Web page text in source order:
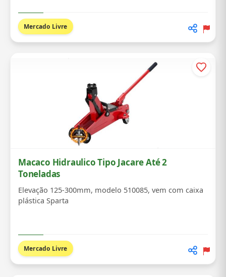
Mercado Livre
Macaco Hidraulico Tipo Jacare Até 2
Toneladas
Elevação 125-300mm, modelo 510085, vem com caixa
plástica Sparta
Mercado Livre